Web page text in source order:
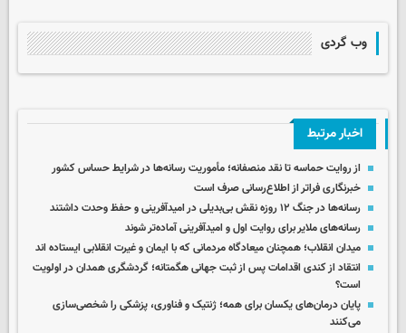
وب گردی
اخبار مرتبط
از روایت حماسه تا نقد منصفانه؛ مأموریت رسانه‌ها در شرایط حساس کشور
خبرنگاری فراتر از اطلاع‌رسانی صرف است
رسانه‌ها در جنگ ۱۲ روزه نقش بی‌بدیلی در امیدآفرینی و حفظ وحدت داشتند
رسانه‌های ملایر برای روایت اول و امیدآفرینی آماده‌تر شوند
میدان انقلاب؛ همچنان میعادگاه مردمانی که با ایمان و غیرت انقلابی ایستاده اند
انتقاد از کندی اقدامات پس از ثبت جهانی هگمتانه؛ گردشگری همدان در اولویت
است؟
پایان درمان‌های یکسان برای همه؛ ژنتیک و فناوری، پزشکی را شخصی‌سازی
می‌کنند